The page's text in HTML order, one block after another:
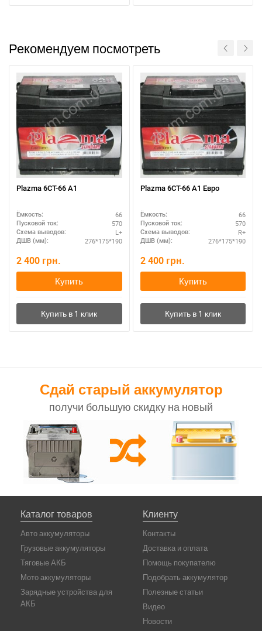
Рекомендуем посмотреть
Plazma 6СТ-66 А1
Ёмкость: 66
Пусковой ток: 570
Схема выводов: L+
ДШВ (мм): 276*175*190
2 400 грн.
Купить
Plazma 6СТ-66 А1 Евро
Ёмкость: 66
Пусковой ток: 570
Схема выводов: R+
ДШВ (мм): 276*175*190
2 400 грн.
Купить
Сдай старый аккумулятор
получи большую скидку на новый
Каталог товаров
Авто аккумуляторы
Грузовые аккумуляторы
Тяговые АКБ
Мото аккумуляторы
Зарядные устройства для
АКБ
Клиенту
Контакты
Доставка и оплата
Помощь покупателю
Подобрать аккумулятор
Полезные статьи
Видео
Новости